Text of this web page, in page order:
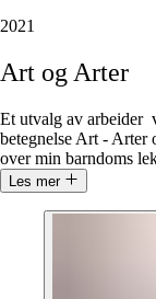
2021
Art ogArter
Et utvalg av arbeider
betegnelse Art - Arter
over min barndoms
Les mer